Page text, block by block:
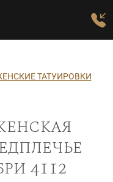
ТАТУИРОВКИ
4112